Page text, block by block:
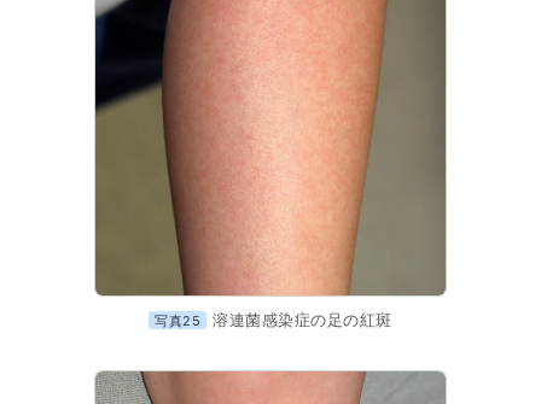
写真25 溶連菌感染症の足の紅斑